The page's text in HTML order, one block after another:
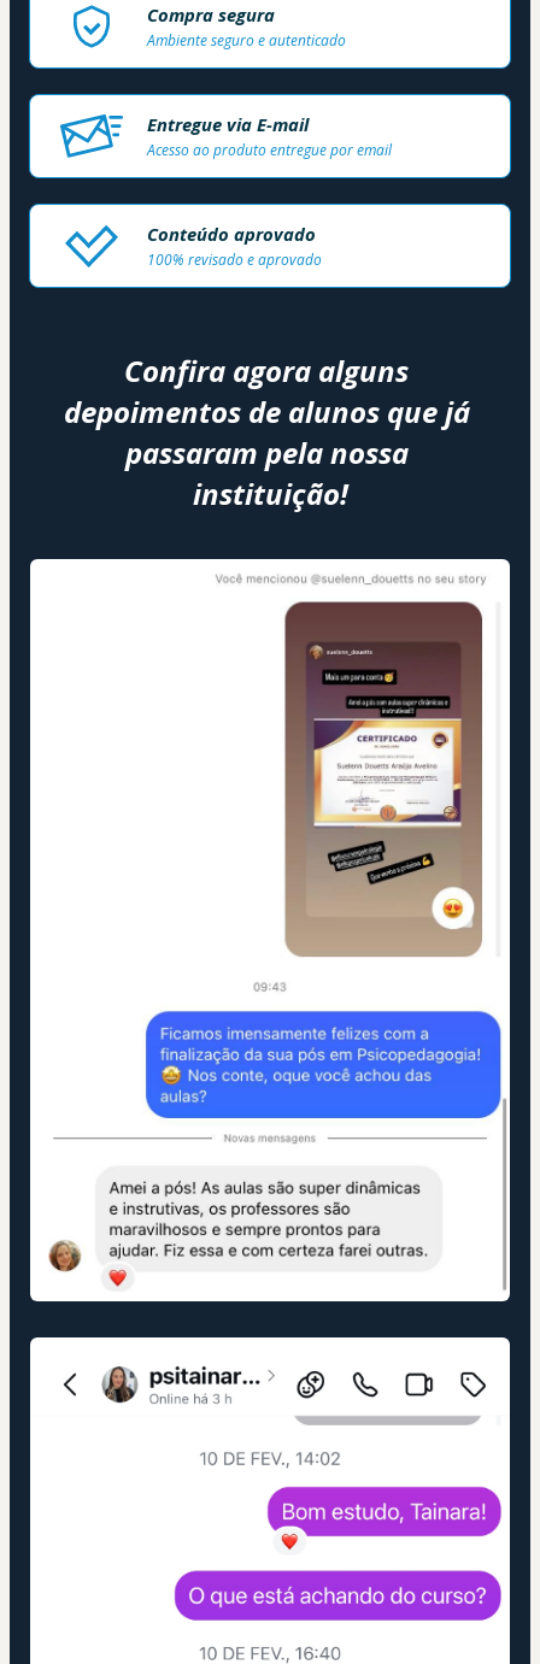
Compra segura
Ambiente seguro e autenticado
Entregue via E-mail
Acesso ao produto entregue por email
Conteúdo aprovado
100% revisado e aprovado
Confira agora alguns
depoimentos de alunos que já
passaram pela nossa
instituição!